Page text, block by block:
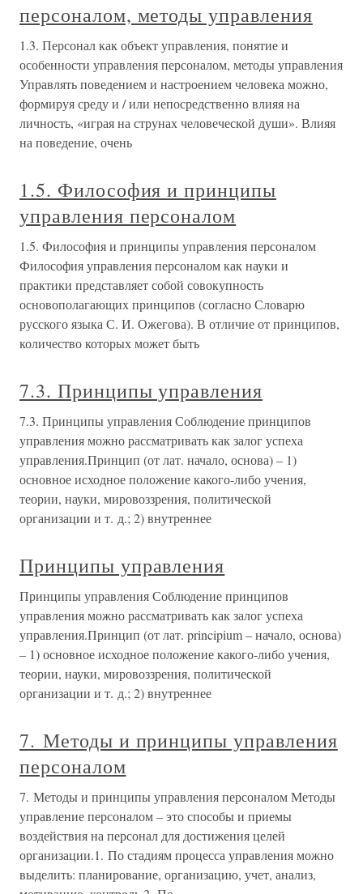
персоналом, методы управления
1.3. Персонал как объект управления, понятие и
особенности управления персоналом, методы управления
Управлять поведением и настроением человека можно,
формируя среду и / или непосредственно влияя на
личность, «играя на струнах человеческой души». Влияя
на поведение, очень
1.5. Философия и принципы
управления персоналом
1.5. Философия и принципы управления персоналом
Философия управления персоналом как науки и
практики представляет собой совокупность
основополагающих принципов (согласно Словарю
русского языка С. И. Ожегова). В отличие от принципов,
количество которых может быть
7.3. Принципы управления
7.3. Принципы управления Соблюдение принципов
управления можно рассматривать как залог успеха
управления.Принцип (от лат. начало, основа) – 1)
основное исходное положение какого-либо учения,
теории, науки, мировоззрения, политической
организации и т. д.; 2) внутреннее
Принципы управления
Принципы управления Соблюдение принципов
управления можно рассматривать как залог успеха
управления.Принцип (от лат. principium – начало, основа)
– 1) основное исходное положение какого-либо учения,
теории, науки, мировоззрения, политической
организации и т. д.; 2) внутреннее
7. Методы и принципы управления
персоналом
7. Методы и принципы управления персоналом Методы
управление персоналом – это способы и приемы
воздействия на персонал для достижения целей
организации.1. По стадиям процесса управления можно
выделить: планирование, организацию, учет, анализ,